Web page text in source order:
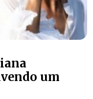
um